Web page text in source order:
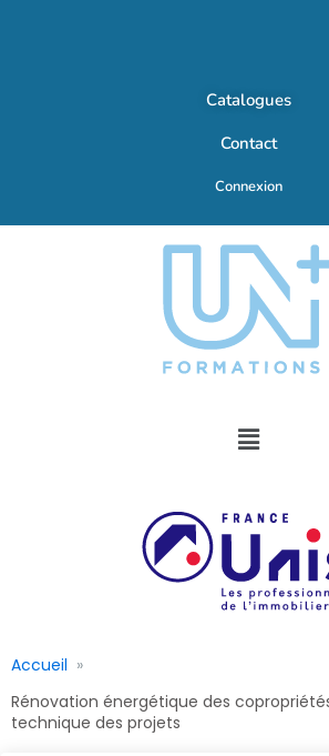
Catalogues
Contact
Connexion
Accueil
Rénovation énergétique des
technique des projets